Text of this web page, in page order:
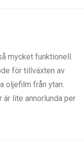
mycket funktionell.
för tillväxten av
oljefilm från ytan.
är lite annorlunda per